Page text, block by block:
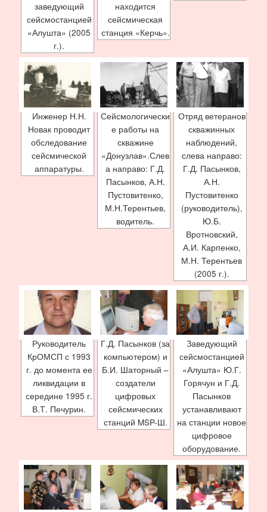
заведующий
сейсмостанцией
«Алушта» (2005
г.).
находится
сейсмическая
станция «Керчь».
Инженер Н.Н.
Новак проводит
обследование
сейсмической
аппаратуры.
Сейсмологически
е работы на
скважине
«Донузлав».Слев
а направо: Г.Д.
Пасынков, А.Н.
Пустовитенко,
М.Н.Терентьев,
водитель.
Отряд ветеранов
скважинных
наблюдений,
слева направо:
Г.Д. Пасынков,
А.Н.
Пустовитенко
(руководитель),
Ю.Б.
Вротновский,
А.И. Карпенко,
М.Н. Терентьев
(2005 г.).
Руководитель
КрОМСП с 1993
г. до моме­нта ее
ликвидации в
середине 1995 г.
В.Т. Печурин.
Г.Д. Пасынков (за
компьютером) и
Б.И. Шаторный –
создатели
цифровых
сейсмических
станций MSP-Ш.
Заведующий
сейсмостанцией
«Алушта» Ю.Г.
Горячун и Г.Д.
Пасынков
устанавливают
на станции новое
цифровое
оборудование.